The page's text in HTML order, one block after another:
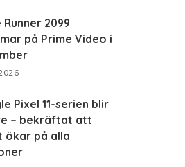
Runner 2099
på Prime Video i
Pixel 11-serien blir
– bekräftat att
ökar på alla